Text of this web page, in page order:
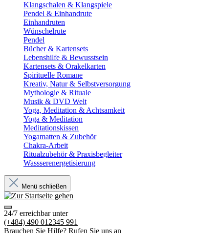
Klangschalen & Klangspiele
Pendel & Einhandrute
Einhandruten
Wünschelrute
Pendel
Bücher & Kartensets
Lebenshilfe & Bewusstsein
Kartensets & Orakelkarten
Spirituelle Romane
Kreativ, Natur & Selbstversorgung
Mythologie & Rituale
Musik & DVD Welt
Yoga, Meditation & Achtsamkeit
Yoga & Meditation
Meditationskissen
Yogamatten & Zubehör
Chakra-Arbeit
Ritualzubehör & Praxisbegleiter
Wassserenergetisierung
Menü schließen
24/7 erreichbar unter
(+484) 490 012345 991
Brauchen Sie Hilfe? Rufen Sie uns an